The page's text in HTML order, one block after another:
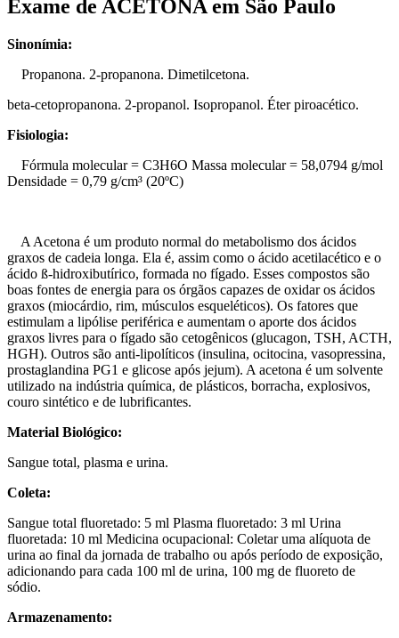
Exame de ACETONA em São Paulo
Sinonímia:
Propanona. 2-propanona. Dimetilcetona.
beta-cetopropanona. 2-propanol. Isopropanol. Éter piroacético.
Fisiologia:
Fórmula molecular = C3H6O Massa molecular = 58,0794 g/mol
Densidade = 0,79 g/cm³ (20ºC)
A Acetona é um produto normal do metabolismo dos ácidos
graxos de cadeia longa. Ela é, assim como o ácido acetilacético e o
ácido ß-hidroxibutírico, formada no fígado. Esses compostos são
boas fontes de energia para os órgãos capazes de oxidar os ácidos
graxos (miocárdio, rim, músculos esqueléticos). Os fatores que
estimulam a lipólise periférica e aumentam o aporte dos ácidos
graxos livres para o fígado são cetogênicos (glucagon, TSH, ACTH,
HGH). Outros são anti-lipolíticos (insulina, ocitocina, vasopressina,
prostaglandina PG1 e glicose após jejum). A acetona é um solvente
utilizado na indústria química, de plásticos, borracha, explosivos,
couro sintético e de lubrificantes.
Material Biológico:
Sangue total, plasma e urina.
Coleta:
Sangue total fluoretado: 5 ml Plasma fluoretado: 3 ml Urina
fluoretada: 10 ml Medicina ocupacional: Coletar uma alíquota de
urina ao final da jornada de trabalho ou após período de exposição,
adicionando para cada 100 ml de urina, 100 mg de fluoreto de
sódio.
Armazenamento: